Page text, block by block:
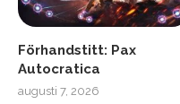
Förhandstitt: Pax
Autocratica
augusti 7, 2026